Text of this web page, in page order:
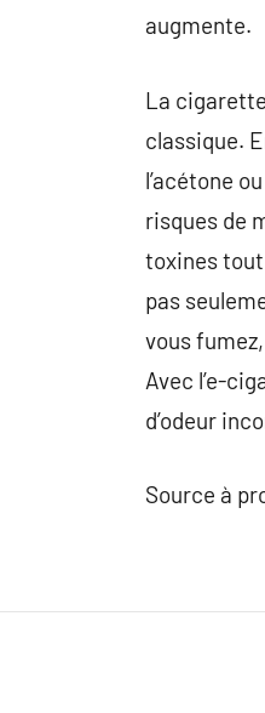
augmente.
La
classique.
l’acétone
risques de
toxines
pas
vous
Avec l’e-
d’odeur
Source à